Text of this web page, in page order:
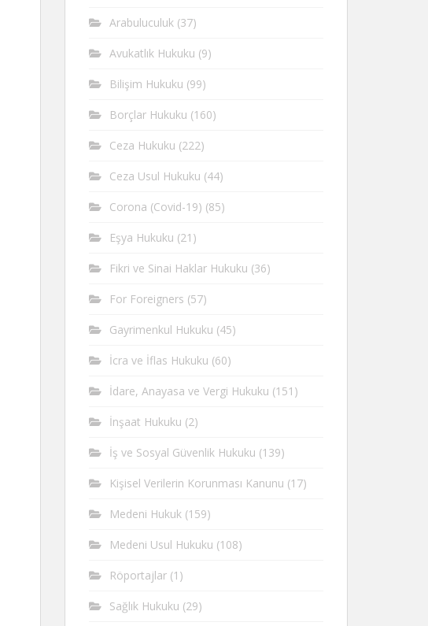
Arabuluculuk (37)
Avukatlık Hukuku (9)
Bilişim Hukuku (99)
Borçlar Hukuku (160)
Ceza Hukuku (222)
Ceza Usul Hukuku (44)
Corona (Covid-19) (85)
Eşya Hukuku (21)
Fikri ve Sinai Haklar Hukuku (36)
For Foreigners (57)
Gayrimenkul Hukuku (45)
İcra ve İflas Hukuku (60)
İdare, Anayasa ve Vergi Hukuku (151)
İnşaat Hukuku (2)
İş ve Sosyal Güvenlik Hukuku (139)
Kişisel Verilerin Korunması Kanunu (17)
Medeni Hukuk (159)
Medeni Usul Hukuku (108)
Röportajlar (1)
Sağlık Hukuku (29)